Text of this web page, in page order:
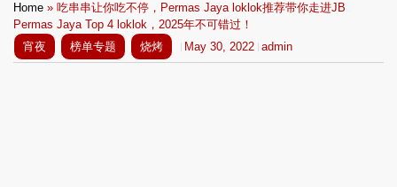
Home » 吃串串让你吃不停，Permas Jaya loklok推荐带你走进JB
Permas Jaya Top 4 loklok，2025年不可错过！
宵夜
榜单专题 烧烤 May 30, 2022 admin